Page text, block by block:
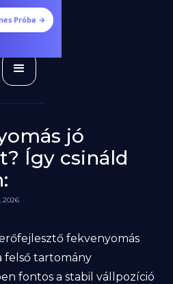
Próba →
jó
Így csináld
2026
fekvenyomás
felső tartomány
fontos a stabil vállpozíció